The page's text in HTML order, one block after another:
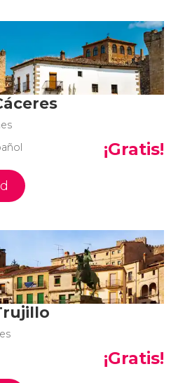
¡Gratis!
¡Gratis!